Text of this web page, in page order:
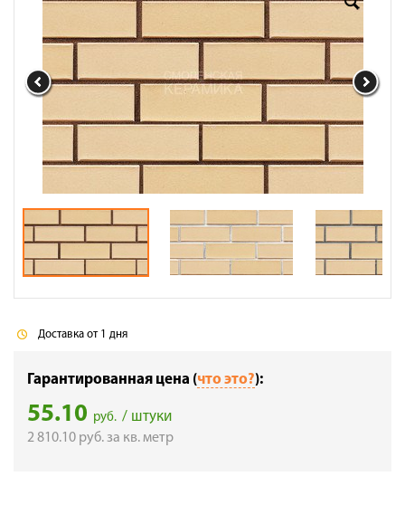
Сотрудничество
Галерея объектов
Доставка от 1 дня
Гарантированная цена (что это?):
55.10 руб. / штуки
2 810.10 руб.за кв. метр